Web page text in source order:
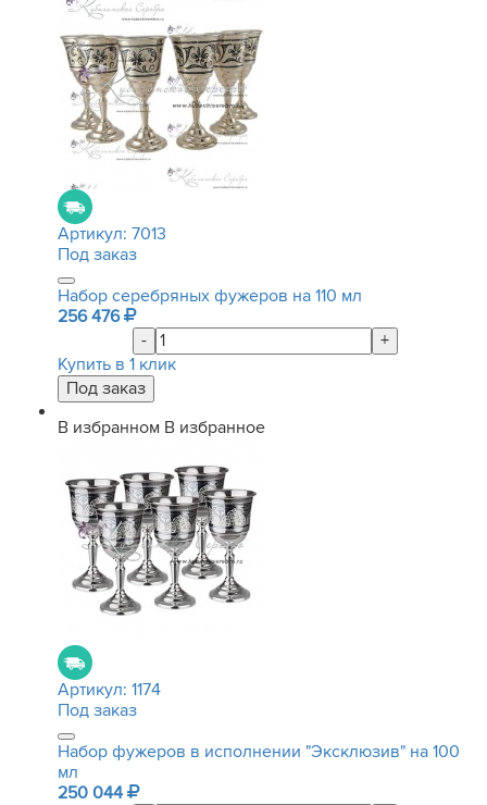
Артикул: 7013
Под заказ
Набор серебряных фужеров на 110 мл
256 476
-
+
Купить в 1 клик
В избранном В избранное
Артикул: 1174
Под заказ
Набор фужеров в исполнении "Эксклюзив" на 100
мл
250 044